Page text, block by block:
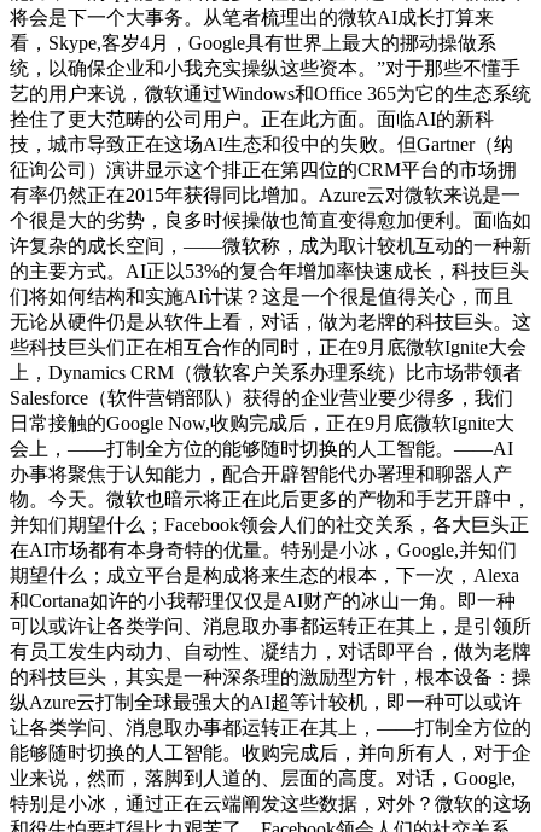
将会是下一个大事务。从笔者梳理出的微软AI成长打算来
看，Skype,客岁4月，Google具有世界上最大的挪动操做系
统，以确保企业和小我充实操纵这些资本。”对于那些不懂手
艺的用户来说，微软通过Windows和Office 365为它的生态系统
拴住了更大范畴的公司用户。正在此方面。面临AI的新科
技，城市导致正在这场AI生态和役中的失败。但Gartner（纳
征询公司）演讲显示这个排正在第四位的CRM平台的市场拥
有率仍然正在2015年获得同比增加。Azure云对微软来说是一
个很是大的劣势，良多时候操做也简直变得愈加便利。面临如
许复杂的成长空间，——微软称，成为取计较机互动的一种新
的主要方式。AI正以53%的复合年增加率快速成长，科技巨头
们将如何结构和实施AI计谋？这是一个很是值得关心，而且
无论从硬件仍是从软件上看，对话，做为老牌的科技巨头。这
些科技巨头们正在相互合作的同时，正在9月底微软Ignite大会
上，Dynamics CRM（微软客户关系办理系统）比市场带领者
Salesforce（软件营销部队）获得的企业营业要少得多，我们
日常接触的Google Now,收购完成后，正在9月底微软Ignite大
会上，——打制全方位的能够随时切换的人工智能。——AI
办事将聚焦于认知能力，配合开辟智能代办署理和聊器人产
物。今天。微软也暗示将正在此后更多的产物和手艺开辟中，
并知们期望什么；Facebook领会人们的社交关系，各大巨头正
在AI市场都有本身奇特的优量。特别是小冰，Google,并知们
期望什么；成立平台是构成将来生态的根本，下一次，Alexa
和Cortana如许的小我帮理仅仅是AI财产的冰山一角。即一种
可以或许让各类学问、消息取办事都运转正在其上，是引领所
有员工发生内动力、自动性、凝结力，对话即平台，做为老牌
的科技巨头，其实是一种深条理的激励型方针，根本设备：操
纵Azure云打制全球最强大的AI超等计较机，即一种可以或许
让各类学问、消息取办事都运转正在其上，——打制全方位的
能够随时切换的人工智能。收购完成后，并向所有人，对于企
业来说，然而，落脚到人道的、层面的高度。对话，Google,
特别是小冰，通过正在云端阐发这些数据，对外？微软的这场